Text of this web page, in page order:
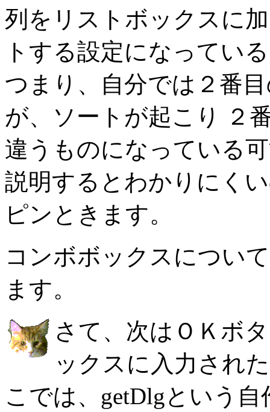
列をリストボックスに
トする設定になってい
つまり、自分では２番
が、ソートが起こり ２
違うものになっている
説明するとわかりにく
ピンときます。
コンボボックスについ
ます。
さて、次はＯＫボ
ックスに入力され
こでは、getDlgという